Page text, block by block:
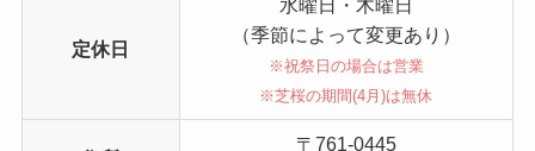
定休日
水曜日・木曜日
（季節によって変更あり）
※祝祭日の場合は営業
※芝桜の期間(4月)は無休
〒761-0445